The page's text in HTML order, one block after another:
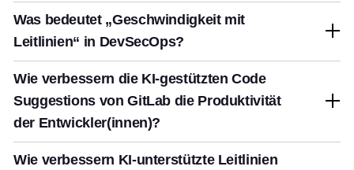
Was bedeutet „Geschwindigkeit mit
Leitlinien“ in DevSecOps?
Wie verbessern die KI-gestützten Code
Suggestions von GitLab die Produktivität
der Entwickler(innen)?
Wie verbessern KI-unterstützte Leitlinien